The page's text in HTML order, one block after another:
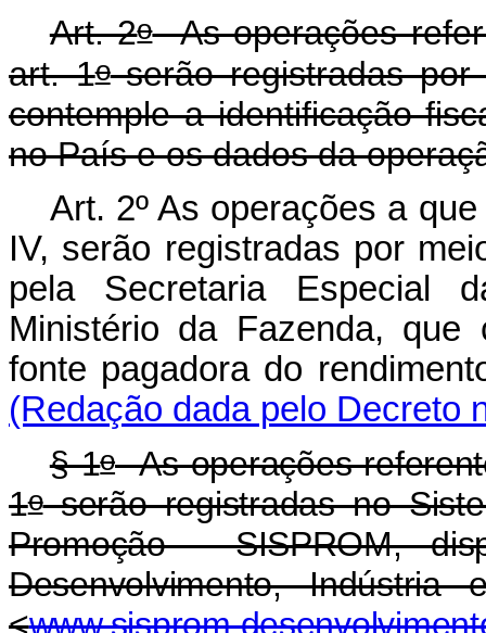
Art. 2oAs operações
art. 1oserão registradas por
contemple a identificação
no País e os dados da
Art. 2º As operações a
IV, serão registradas por
pela Secretaria Especial
Ministério da Fazenda, que
fonte pagadora do
(Redação dada pelo Decreto
§ 1oAs operações
1oserão registradas no
Promoção - SISPROM,
Desenvolvimento,
<